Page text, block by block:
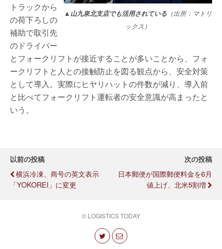
▲山九泉北支店でも活用されている（出所：マトリ
ックス）
トラックから
の荷下ろしの
補助で取引先
のドライバー
とフォークリフトが接近することが多いことから、フォ
ークリフトと人との接触防止を図る観点から、安全対策
として導入。実際にヒヤリハットの件数が減り、導入前
と比べてフォークリフト運転者の安全意識が高まったと
いう。
以前の投稿
横浜冷凍、商号の英文表示
「YOKOREI」に変更
次の投稿
日本郵便が国際郵便料金を6月
値上げ、北米5割増
© LOGISTICS TODAY